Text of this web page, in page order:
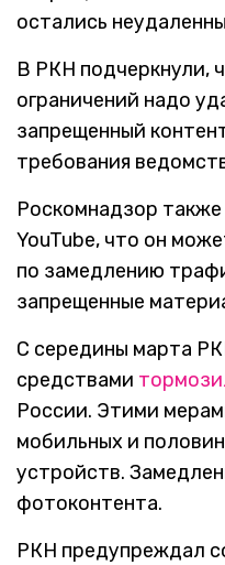
остались
В РКН подчеркнули,
ограничений надо
запрещенный
требования
Роскомнадзор
YouTube, что он
по замедлению
запрещенные
С середины марта
средствами
России. Этими
мобильных и
устройств.
фотоконтента.
РКН предупреждал